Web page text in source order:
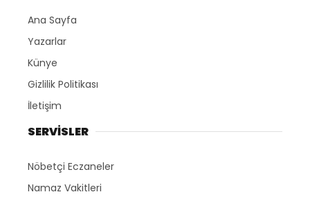
Ana Sayfa
Yazarlar
Künye
Gizlilik Politikası
İletişim
SERVİSLER
Nöbetçi Eczaneler
Namaz Vakitleri